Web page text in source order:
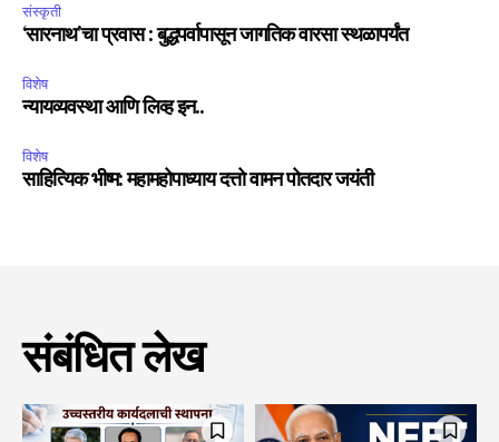
संस्कृती
‘सारनाथ’चा प्रवास : बुद्धपर्वापासून जागतिक वारसा स्थळापर्यंत
विशेष
न्यायव्यवस्था आणि लिव्ह इन..
विशेष
साहित्यिक भीष्म: महामहोपाध्याय दत्तो वामन पोतदार जयंती
संबंधित लेख